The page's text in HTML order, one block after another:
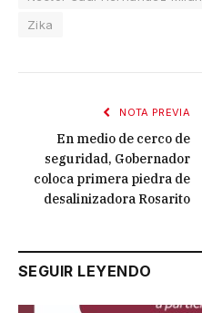
Zika
NOTA PREVIA
En medio de cerco de
seguridad, Gobernador
coloca primera piedra de
desalinizadora Rosarito
SEGUIR LEYENDO